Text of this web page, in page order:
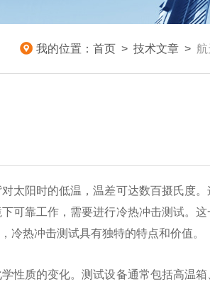
我的位置： 首页 > 技术文章 > 航
太阳时的低温，温差可达数百摄氏度
可靠工作，需要进行冷热冲击测试。
冷热冲击测试具有独特的特点和价值。
性质的变化。测试设备通常包括高温箱